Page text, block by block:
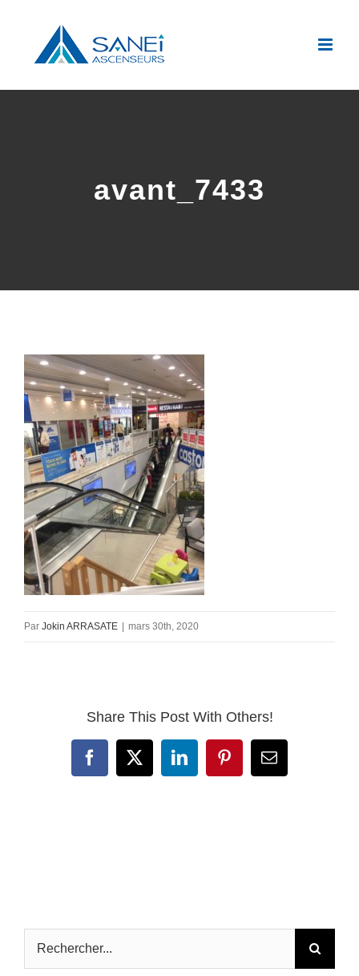
contenu
avant_7433
Par Jokin ARRASATE mars 30th, 2020
Share This Post With Others!
Facebook
X LinkedInPinterestEmail
Rechercher: